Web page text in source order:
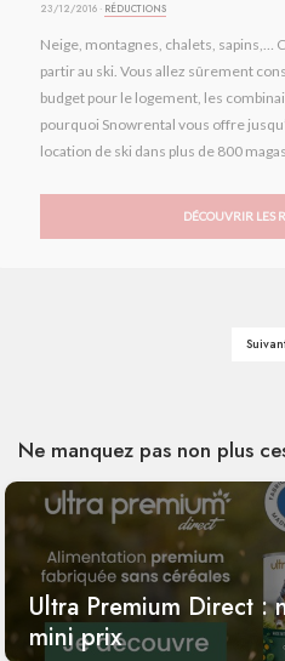
23/12/2016 · RÉDUCTIONS
Neige, montagnes, chalets, sapins,…
partir au ski. Vous allez sûrement
budget pour le logement, les
pourquoi Snowrental vous offre
location de ski dans plus de 800
DÉCOUVRIR LES
Ne manquez pas non plus
Ultra Premium Direct :
mini prix